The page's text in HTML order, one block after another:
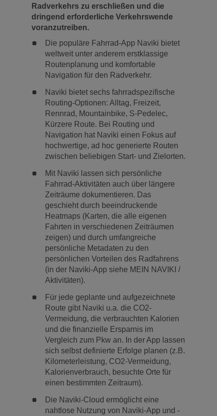
Radverkehrs zu erschließen und die
dringend erforderliche Verkehrswende
voranzutreiben.
Die populäre Fahrrad-App Naviki bietet
weltweit unter anderem erstklassige
Routenplanung und komfortable
Navigation für den Radverkehr.
Naviki bietet sechs fahrradspezifische
Routing-Optionen: Alltag, Freizeit,
Rennrad, Mountainbike, S-Pedelec,
Kürzere Route. Bei Routing und
Navigation hat Naviki einen Fokus auf
hochwertige, ad hoc generierte Routen
zwischen beliebigen Start- und Zielorten.
Mit Naviki lassen sich persönliche
Fahrrad-Aktivitäten auch über längere
Zeiträume dokumentieren. Das
geschieht durch beeindruckende
Heatmaps (Karten, die alle eigenen
Fahrten in verschiedenen Zeiträumen
zeigen) und durch umfangreiche
persönliche Metadaten zu den
persönlichen Vorteilen des Radfahrens
(in der Naviki-App siehe MEIN NAVIKI /
Aktivitäten).
Für jede geplante und aufgezeichnete
Route gibt Naviki u.a. die CO2-
Vermeidung, die verbrauchten Kalorien
und die finanzielle Ersparnis im
Vergleich zum Pkw an. In der App lassen
sich selbst definierte Erfolge planen (z.B.
Kilometerleistung, CO2-Vermeidung,
Kalorien­verbrauch, besuchte Orte für
einen bestimmten Zeitraum).
Die Naviki-Cloud ermöglicht eine
nahtlose Nutzung von Naviki-App und -